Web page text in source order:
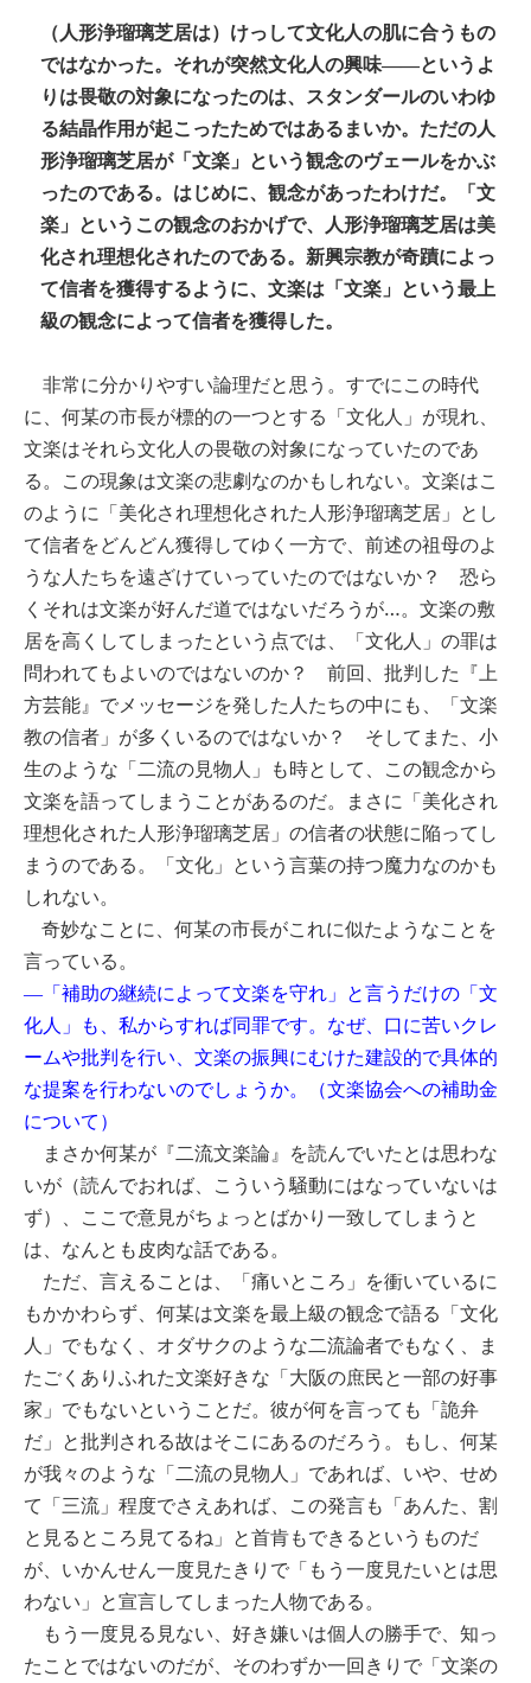
（人形浄瑠璃芝居は） けっして文化人の肌に合うもの
ではなかった。それが突然文化人の興味――というよ
りは畏敬の対象になったのは、スタンダールのいわゆ
る結晶作用が起こったためではあるまいか。ただの人
形浄瑠璃芝居が「文楽」という観念のヴェールをかぶ
ったのである。はじめに、観念があったわけだ。「文
楽」というこの観念のおかげで、人形浄瑠璃芝居は美
化され理想化されたのである。新興宗教が奇蹟によっ
て信者を獲得するように、文楽は「文楽」という最上
級の観念によって信者を獲得した。
非常に分かりやすい論理だと思う。すでにこの時代
に、何某の市長が標的の一つとする「文化人」が現れ、
文楽はそれら文化人の畏敬の対象になっていたのであ
る。この現象は文楽の悲劇なのかもしれない。文楽はこ
のように「美化され理想化された人形浄瑠璃芝居」とし
て信者をどんどん獲得してゆく一方で、前述の祖母のよ
うな人たちを遠ざけていっていたのではないか？ 恐ら
くそれは文楽が好んだ道ではないだろうが…。文楽の敷
居を高くしてしまったという点では、「文化人」の罪は
問われてもよいのではないのか？ 前回、批判した『上
方芸能』でメッセージを発した人たちの中にも、「文楽
教の信者」が多くいるのではないか？ そしてまた、小
生のような「二流の見物人」も時として、この観念から
文楽を語ってしまうことがあるのだ。まさに「美化され
理想化された人形浄瑠璃芝居」の信者の状態に陥ってし
まうのである。「文化」という言葉の持つ魔力なのかも
しれない。
奇妙なことに、何某の市長がこれに似たようなことを
言っている。
―「補助の継続によって文楽を守れ」と言うだけの「文
化人」も、私からすれば同罪です。なぜ、口に苦いクレ
ームや批判を行い、文楽の振興にむけた建設的で具体的
な提案を行わないのでしょうか。（文楽協会への補助金
について）
まさか何某が『二流文楽論』を読んでいたとは思わな
いが（読んでおれば、こういう騒動にはなっていないは
ず）、ここで意見がちょっとばかり一致してしまうと
は、なんとも皮肉な話である。
ただ、言えることは、「痛いところ」を衝いているに
もかかわらず、何某は文楽を最上級の観念で語る「文化
人」でもなく、オダサクのような二流論者でもなく、ま
たごくありふれた文楽好きな「大阪の庶民と一部の好事
家 」でもないということだ。彼が何を言っても「詭弁
だ」と批判される故はそこにあるのだろう。もし、何某
が我々のような「二流の見物人」であれば、いや、せめ
て「三流」程度でさえあれば、この発言も「あんた、割
と見るところ見てるね」と首肯もできるというものだ
が、いかんせん一度見たきりで「もう一度見たいとは思
わない」と宣言してしまった人物である。
もう一度見る見ない、好き嫌いは個人の勝手で、知っ
たことではないのだが、そのわずか一回きりで「文楽の